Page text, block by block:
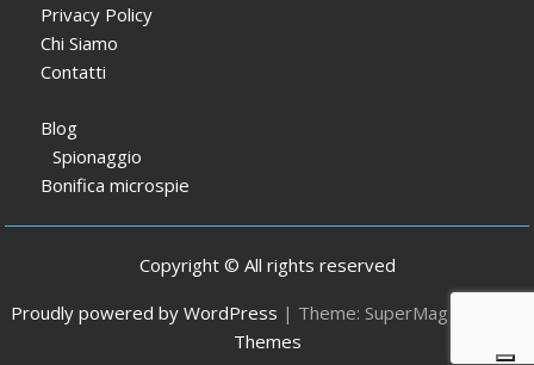
Privacy Policy
Chi Siamo
Contatti
Blog
Spionaggio
Bonifica microspie
Copyright © All rights reserved
Proudly powered by WordPress | Theme: SuperMag by
Themes